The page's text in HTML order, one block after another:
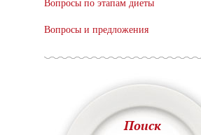
Вопросы и предложения
Поиск